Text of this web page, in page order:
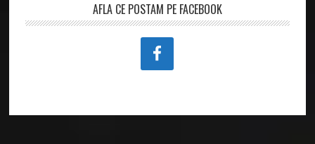
AFLA CE POSTAM PE FACEBOOK